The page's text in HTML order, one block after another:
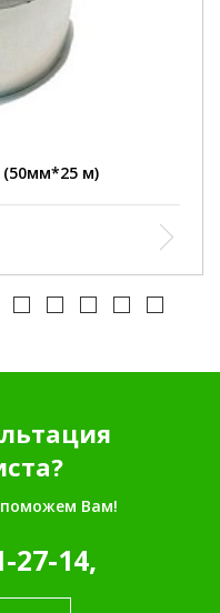
(50мм*25 м)
поможем Вам!
27-14,